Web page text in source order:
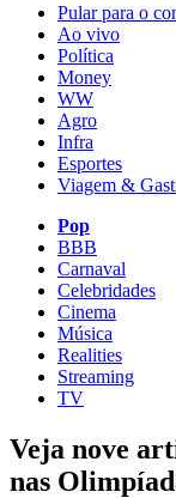
Pular para o
Ao vivo
Política
Money
WW
Agro
Infra
Esportes
Viagem &
Pop
BBB
Carnaval
Celebridades
Cinema
Música
Realities
Streaming
TV
Veja nove
nas